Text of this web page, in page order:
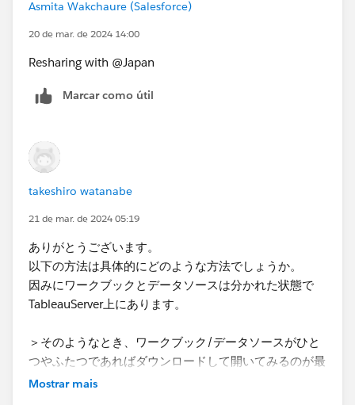
Asmita Wakchaure (Salesforce)
20 de mar. de 2024 14:00
Resharing with @Japan​
Marcar como útil
takeshiro watanabe
21 de mar. de 2024 05:19
ありがとうございます。
以下の方法は具体的にどのような方法でしょうか。
因みにワークブックとデータソースは分かれた状態で
TableauServer上にあります。
＞そのようなとき、ワークブック/データソースがひと
つやふたつであればダウンロードして開いてみるのが最
も早くて簡単です。
Mostrar mais